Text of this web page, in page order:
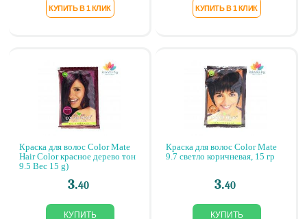
Краска для волос Color Mate
Hair Color красное дерево тон
9.5 Вес 15 g)
3.40
Краска для волос Color Mate
9.7 светло коричневая, 15 гр
3.40